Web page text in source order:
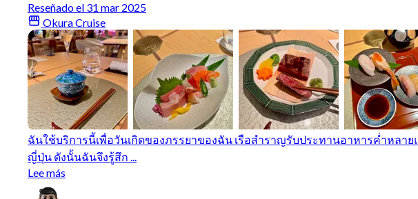
Reseñado el 31 mar 2025
Okura Cruise
ฉันใช้บริการนี้เพื่อวันเกิดของภรรยาของฉัน เรือสำราญรับประทานอาหารค่ำหล
ญี่ปุ่น ดังนั้นฉันจึงรู้สึก ...
Lee más